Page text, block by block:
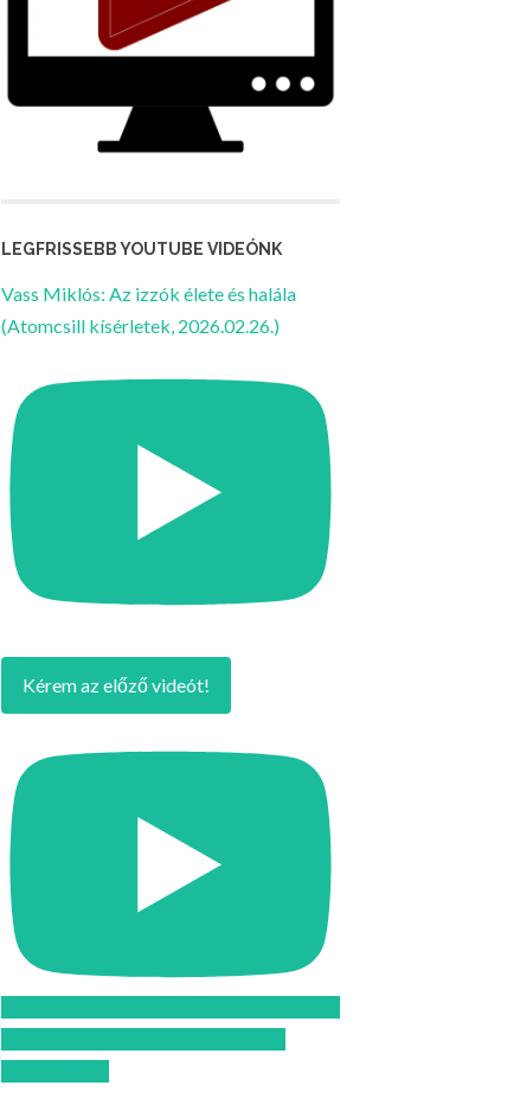
LEGFRISSEBB YOUTUBE VIDEÓNK
Vass Miklós: Az izzók élete és halála
(Atomcsill kísérletek, 2026.02.26.)
Kérem az előző videót!